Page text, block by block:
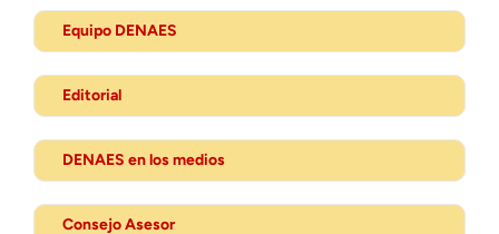
Equipo DENAES
Editorial
DENAES en los medios
Consejo Asesor